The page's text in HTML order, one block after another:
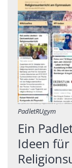
PadletRUgym
Ein
Ideen